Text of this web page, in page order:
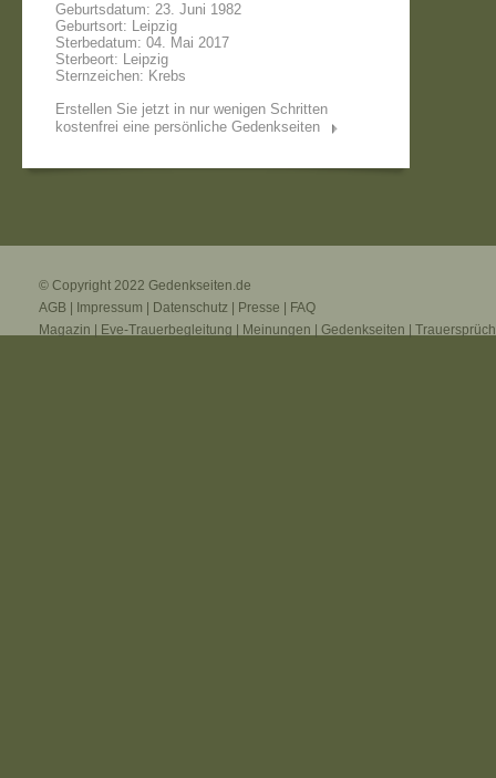
Geburtsdatum: 23. Juni 1982
Geburtsort: Leipzig
Sterbedatum: 04. Mai 2017
Sterbeort: Leipzig
Sternzeichen: Krebs
Erstellen Sie jetzt in nur wenigen Schritten
kostenfrei eine persönliche Gedenkseiten
© Copyright 2022 Gedenkseiten.de
AGB
Impressum Datenschutz Presse
FAQ
Magazin
Eve-Trauerbegleitung Meinungen Gedenkseiten